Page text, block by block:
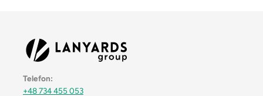
Telefon:
+48 734 455 053